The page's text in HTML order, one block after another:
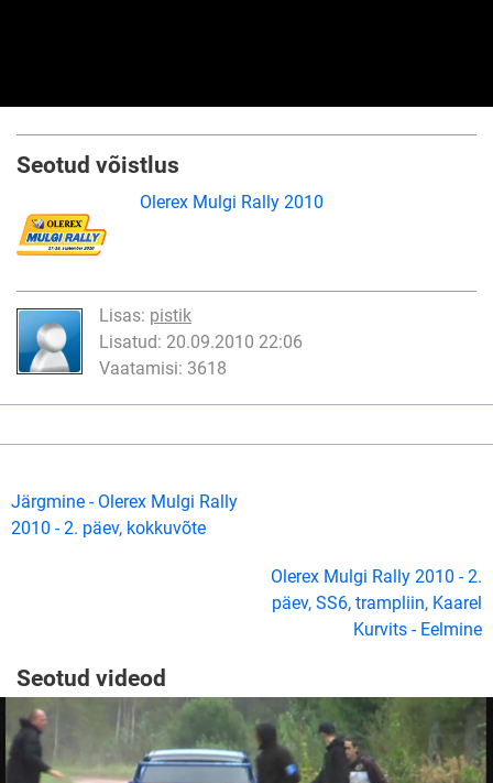
Seotud võistlus
Olerex Mulgi Rally 2010
Lisas: pistik
Lisatud: 20.09.2010 22:06
Vaatamisi: 3618
Järgmine - Olerex Mulgi Rally
2010 - 2. päev, kokkuvõte
Olerex Mulgi Rally 2010 - 2.
päev, SS6, trampliin, Kaarel
Kurvits - Eelmine
Seotud videod